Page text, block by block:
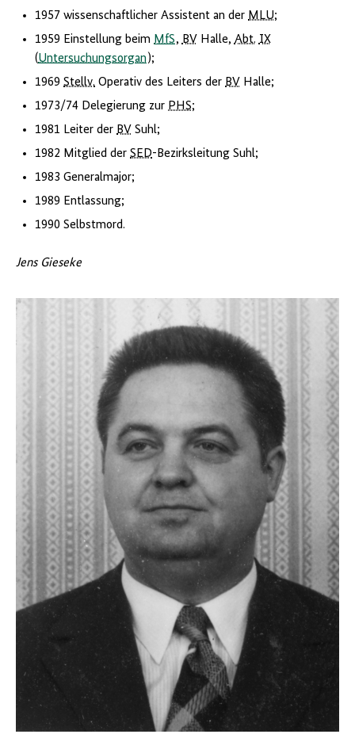
1957 wissenschaftlicher Assistent an der MLU;
1959 Einstellung beim MfS,BV Halle,Abt. IX
(Untersuchungsorgan);
1969 Stellv. Operativ des Leiters der BV Halle;
1973/74 Delegierung zur PHS;
1981 Leiter der BV Suhl;
1982 Mitglied der SED-Bezirksleitung Suhl;
1983 Generalmajor;
1989 Entlassung;
1990 Selbstmord.
Jens Gieseke